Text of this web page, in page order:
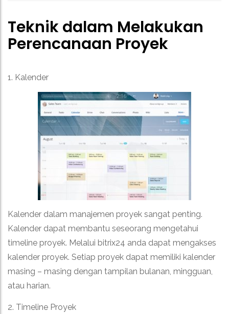
Teknik dalam Melakukan
Perencanaan Proyek
1. Kalender
Kalender dalam manajemen proyek sangat penting.
Kalender dapat membantu seseorang mengetahui
timeline proyek. Melalui bitrix24 anda dapat mengakses
kalender proyek. Setiap proyek dapat memiliki kalender
masing – masing dengan tampilan bulanan, mingguan,
atau harian.
2. Timeline Proyek